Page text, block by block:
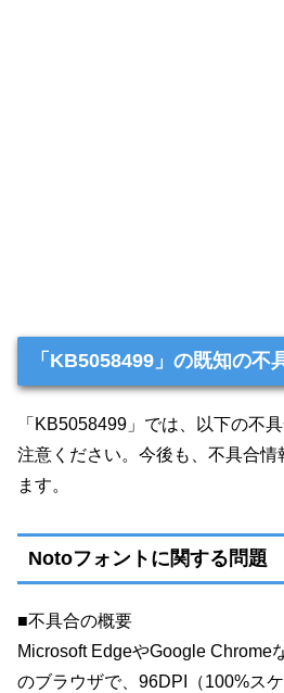
「KB5058499」の既知の不
「KB5058499」では、以下の不
注意ください。今後も、不具合情
ます。
Notoフォントに関する問題
■不具合の概要
Microsoft EdgeやGoogle Chrome
のブラウザで、96DPI（100%ス